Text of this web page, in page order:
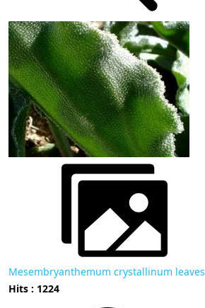
Mesembryanthemum crystallinum leaves
Hits : 1224